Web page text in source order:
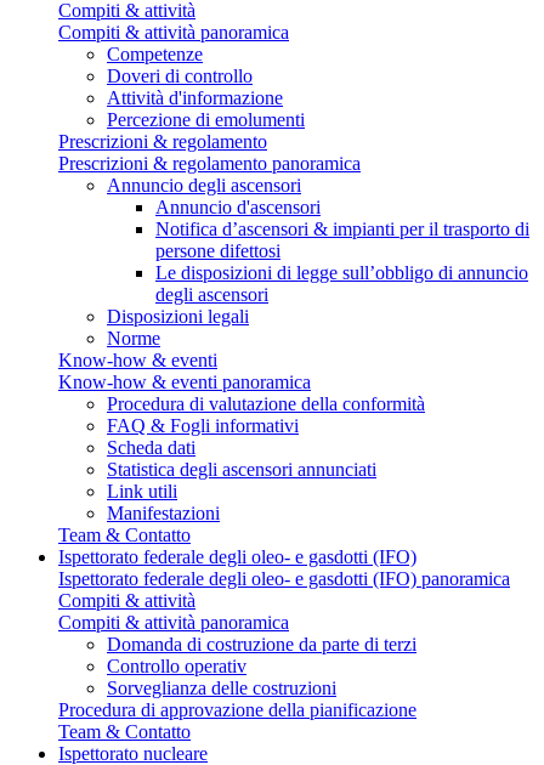
Compiti & attività
Compiti & attività panoramica
Competenze
Doveri di controllo
Attività d'informazione
Percezione di emolumenti
Prescrizioni & regolamento
Prescrizioni & regolamento panoramica
Annuncio degli ascensori
Annuncio d'ascensori
Notifica d’ascensori & impianti per il trasporto di
persone difettosi
Le disposizioni di legge sull’obbligo di annuncio
degli ascensori
Disposizioni legali
Norme
Know-how & eventi
Know-how & eventi panoramica
Procedura di valutazione della conformità
FAQ & Fogli informativi
Scheda dati
Statistica degli ascensori annunciati
Link utili
Manifestazioni
Team & Contatto
Ispettorato federale degli oleo- e gasdotti (IFO)
Ispettorato federale degli oleo- e gasdotti (IFO) panoramica
Compiti & attività
Compiti & attività panoramica
Domanda di costruzione da parte di terzi
Controllo operativ
Sorveglianza delle costruzioni
Procedura di approvazione della pianificazione
Team & Contatto
Ispettorato nucleare